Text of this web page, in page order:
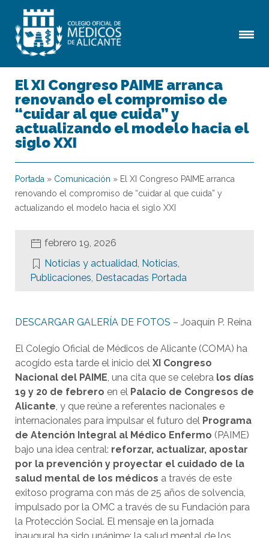
El XI Congreso PAIME arranca
renovando el compromiso de
“cuidar al que cuida” y
actualizando el modelo hacia el
siglo XXI
Portada » Comunicación » El XI Congreso PAIME arranca
renovando el compromiso de “cuidar al que cuida” y
actualizando el modelo hacia el siglo XXI
febrero 19, 2026
Noticias y actualidad, Noticias,
Publicaciones, Destacadas Portada
DESCARGAR GALERÍA DE FOTOS – Joaquín P. Reina
El Colegio Oficial de Médicos de Alicante (COMA) ha
acogido esta tarde el inicio del XI Congreso
Nacional del PAIME, una cita que se celebra los días
19 y 20 de febrero en el Palacio de Congresos de
Alicante, y que reúne a referentes nacionales e
internacionales para impulsar el futuro del Programa
de Atención Integral al Médico Enfermo (PAIME)
bajo una idea central: reforzar, actualizar, apostar
por la prevención y proyectar el cuidado de la
salud mental de los médicos a través de este
exitoso programa con más de 25 años de solvencia,
impulsado por la OMC a través de su Fundación para
la Protección Social. El mensaje en la jornada